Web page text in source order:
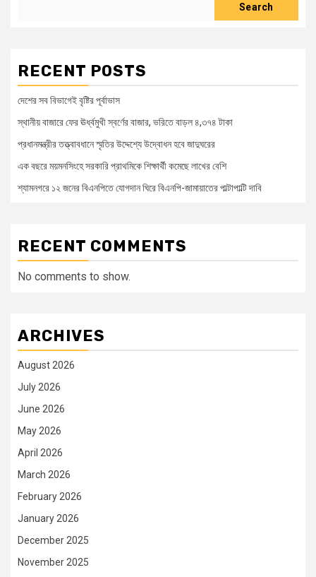
Search
RECENT POSTS
দেশের সব বিভাগেই বৃষ্টির পূর্বাভাস
স্থানীয় বাজারে ফের ঊর্ধ্বমুখী স্বর্ণের বাজার, ভরিতে বাড়ল ৪,৩৭৪ টাকা
প্রধানমন্ত্রীর তত্ত্বাবধানে স্মৃতির উদ্দেশ্যে উদ্বোধন হবে জাদুঘরের
এক বছরে ময়মনসিংহে সরকারি প্রাথমিকে শিক্ষার্থী কমেছে লাখের বেশি
শ্যামনগরে ১২ জনের বিএনপিতে যোগদান ঘিরে বিএনপি-জামায়াতের পাল্টাপাল্টি দাবি
RECENT COMMENTS
No comments to show.
ARCHIVES
August 2026
July 2026
June 2026
May 2026
April 2026
March 2026
February 2026
January 2026
December 2025
November 2025